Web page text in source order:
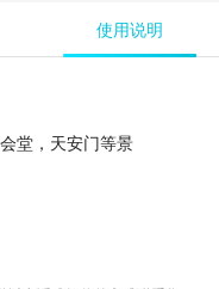
使用说明
堂，天安门等景